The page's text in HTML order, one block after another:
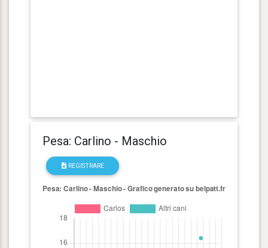
Pesa: Carlino - Maschio
REGISTRARE